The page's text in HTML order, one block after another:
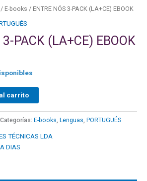
/ E-books / ENTRE NÓS 3-PACK (LA+CE) EBOOK
3-PACK (LA+CE) EBOOK
carrito
Categorías: E-books, Lenguas, PORTUGUÉS
TÉCNICAS LDA
DIAS